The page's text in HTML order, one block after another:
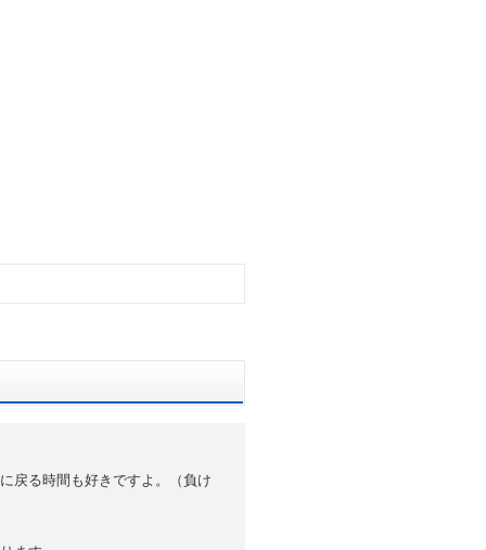
戻る時間も好きですよ。（負け